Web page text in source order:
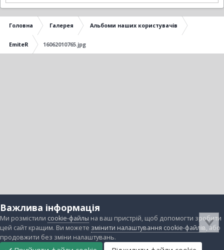
Головна Галерея Альбоми наших користувачів
EmiteR 16062010765.jpg
Важлива інформація
Ми розмістили cookie-файлы на ваш пристрій, щоб допомогти зробити
цей сайт кращим. Ви можете змінити налаштування cookie-файлів, або
продовжити без зміни налаштувань.